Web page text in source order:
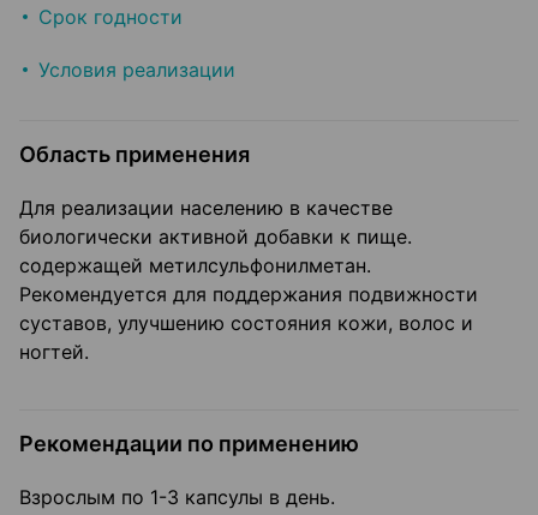
Срок годности
Условия реализации
Область применения
Для реализации населению в качестве
биологически активной добавки к пище.
содержащей метилсульфонилметан.
Рекомендуется для поддержания подвижности
суставов, улучшению состояния кожи, волос и
ногтей.
Рекомендации по применению
Взрослым по 1-3 капсулы в день.